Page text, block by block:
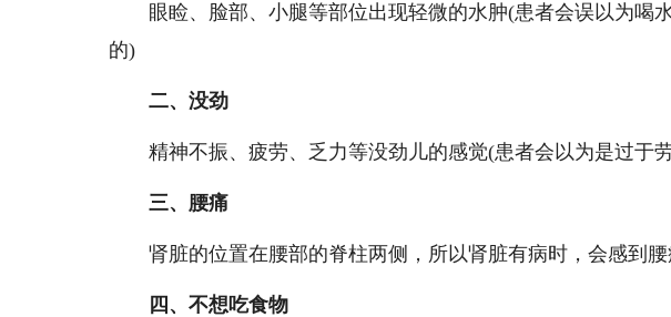
眼睑、脸部、小腿等部位出现轻微的水肿(患者会误以为喝
的)
二、没劲
精神不振、疲劳、乏力等没劲儿的感觉(患者会以为是过于
三、腰痛
肾脏的位置在腰部的脊柱两侧，所以肾脏有病时，会感到腰
四、不想吃食物